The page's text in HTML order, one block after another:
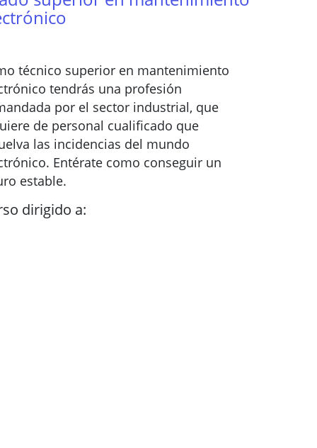
técnico superior en mantenimiento
tendrás una profesión
por el sector industrial, que
de personal cualificado que
las incidencias del mundo
Entérate como conseguir un
estable.
dirigido a: